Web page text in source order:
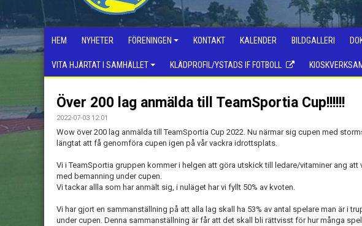
HEM NYHETER FÖRENINGEN KONTAKT KALENDER BILDGALLERI
VITA HJÄRTAT I SAMHÄLLET KLÄDPROFIL/YSTADS IF FOTBOLL
Över 200 lag anmälda till TeamSportia Cup!!!!!!
2022-07-03 12:01
Wow över 200 lag anmälda till TeamSportia Cup 2022. Nu närmar sig cupen med
längtat att få genomföra cupen igen på vår vackra idrottsplats.
Vi i TeamSportia gruppen kommer i helgen att göra utskick till ledare/vitaminer ang att
med bemanning under cupen.
Vi tackar allla som har anmält sig, i nuläget har vi fyllt 50% av kvoten.
Vi har gjort en sammanställning på att alla lag skall ha 53% av antal spelare man är i
under cupen. Denna sammanställning är får att det skall bli rättvisst för hur många